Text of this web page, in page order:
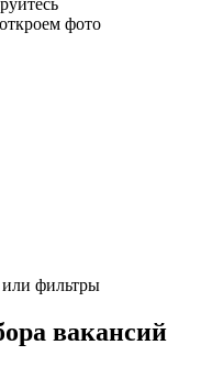
фото
фильтры
вакансий